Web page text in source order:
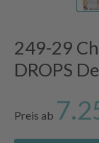
249-29
DROPS
Preis ab